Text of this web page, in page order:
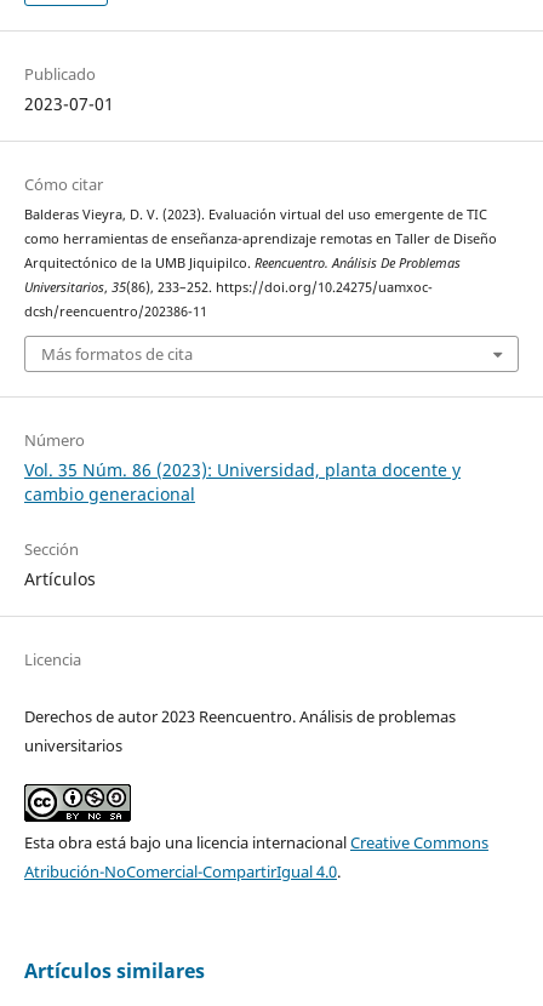
Publicado
2023-07-01
Cómo citar
Balderas Vieyra, D. V. (2023). Evaluación virtual del uso emergente de TIC
como herramientas de enseñanza-aprendizaje remotas en Taller de Diseño
Arquitectónico de la UMB Jiquipilco. Reencuentro. Análisis De Problemas
Universitarios, 35(86), 233–252. https://doi.org/10.24275/uamxoc-
dcsh/reencuentro/202386-11
Más formatos de cita
Número
Vol. 35 Núm. 86 (2023): Universidad, planta docente y
cambio generacional
Sección
Artículos
Licencia
Derechos de autor 2023 Reencuentro. Análisis de problemas
universitarios
Esta obra está bajo una licencia internacionalCreative Commons
Atribución-NoComercial-CompartirIgual 4.0.
Artículos similares